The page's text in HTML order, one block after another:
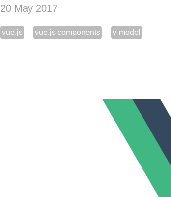
20 May 2017
vue.js vue.js components v-model